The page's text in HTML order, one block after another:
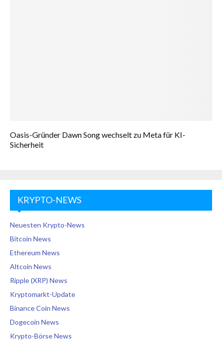
Oasis-Gründer Dawn Song wechselt zu Meta für KI-
Sicherheit
KRYPTO-NEWS
Neuesten Krypto-News
Bitcoin News
Ethereum News
Altcoin News
Ripple (XRP) News
Kryptomarkt-Update
Binance Coin News
Dogecoin News
Krypto-Börse News